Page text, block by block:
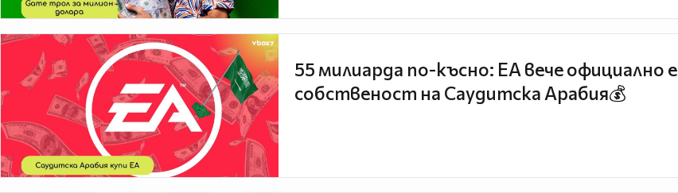
55 милиарда по-късно: EA вече официално е
собственост на Саудитска Арабия💰